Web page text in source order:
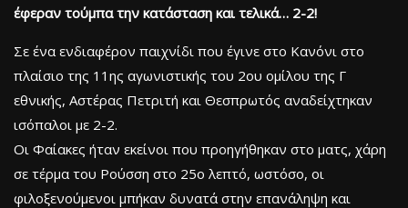
έφεραν τούμπα την κατάσταση και τελικά… 2-2!
Σε ένα ενδιαφέρον παιχνίδι που έγινε στο Κανόνι στο
πλαίσιο της 11ης αγωνιστικής του 2ου ομίλου της Γ
εθνικής, Αστέρας Πετριτή και Θεσπρωτός αναδείχτηκαν
ισόπαλοι με 2-2.
Οι Φαίακες ήταν εκείνοι που προηγήθηκαν στο ματς, χάρη
σε τέρμα του Ρούσση στο 25ο λεπτό, ωστόσο, οι
φιλοξενούμενοι μπήκαν δυνατά στην επανάληψη και